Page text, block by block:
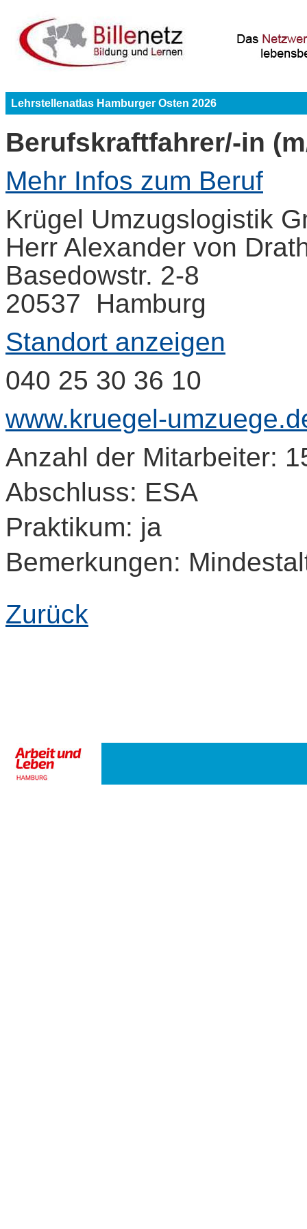
Lehrstellenatlas Hamburger Osten 2026
Berufskraftfahrer/-in
Mehr Infos zum Beruf
Krügel Umzugslogistik
Herr Alexander von
Basedowstr. 2-8
20537 Hamburg
Standort anzeigen
040 25 30 36 10
www.kruegel-
Anzahl der Mitarbeiter:
Abschluss: ESA
Praktikum: ja
Bemerkungen:
Zurück